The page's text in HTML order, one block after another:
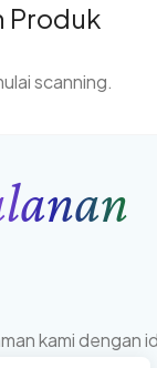
Produk
scanning.
kami dengan